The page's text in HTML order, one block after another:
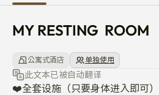
MY RESTING  ROOM
公寓式酒店 单独使用
此文本已被自动翻译
❤️全套设施（只要身体进入即可）